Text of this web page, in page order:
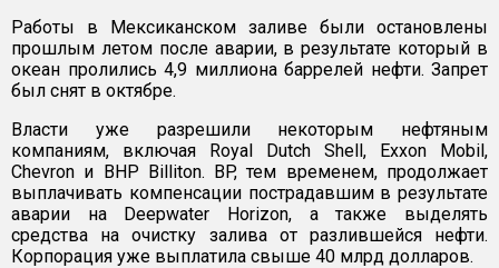
Работы в Мексиканском заливе были остановлены
прошлым летом после аварии, в результате который в
океан пролились 4,9 миллиона баррелей нефти. Запрет
был снят в октябре.
Власти уже разрешили некоторым нефтяным
компаниям, включая Royal Dutch Shell, Exxon Mobil,
Chevron и BHP Billiton. BP, тем временем, продолжает
выплачивать компенсации пострадавшим в результате
аварии на Deepwater Horizon, а также выделять
средства на очистку залива от разлившейся нефти.
Корпорация уже выплатила свыше 40 млрд долларов.